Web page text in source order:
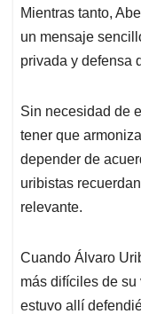
Mientras tanto,
un mensaje
privada y defensa
Sin necesidad de
tener que
depender de
uribistas
relevante.
Cuando Álvaro
más difíciles de
estuvo allí